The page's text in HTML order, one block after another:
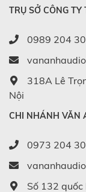
TRỤ SỞ CÔNG
0989 204
318A Lê
Nội
CHI NHÁNH VĂN
0973 204
Số 132